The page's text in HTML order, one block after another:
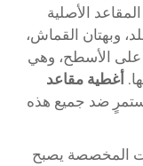
الأصلية
وبهتان القماش،
على الأسطح، وهي
أغطية مقاعد
ضد جميع هذه
المخصصة يصبح